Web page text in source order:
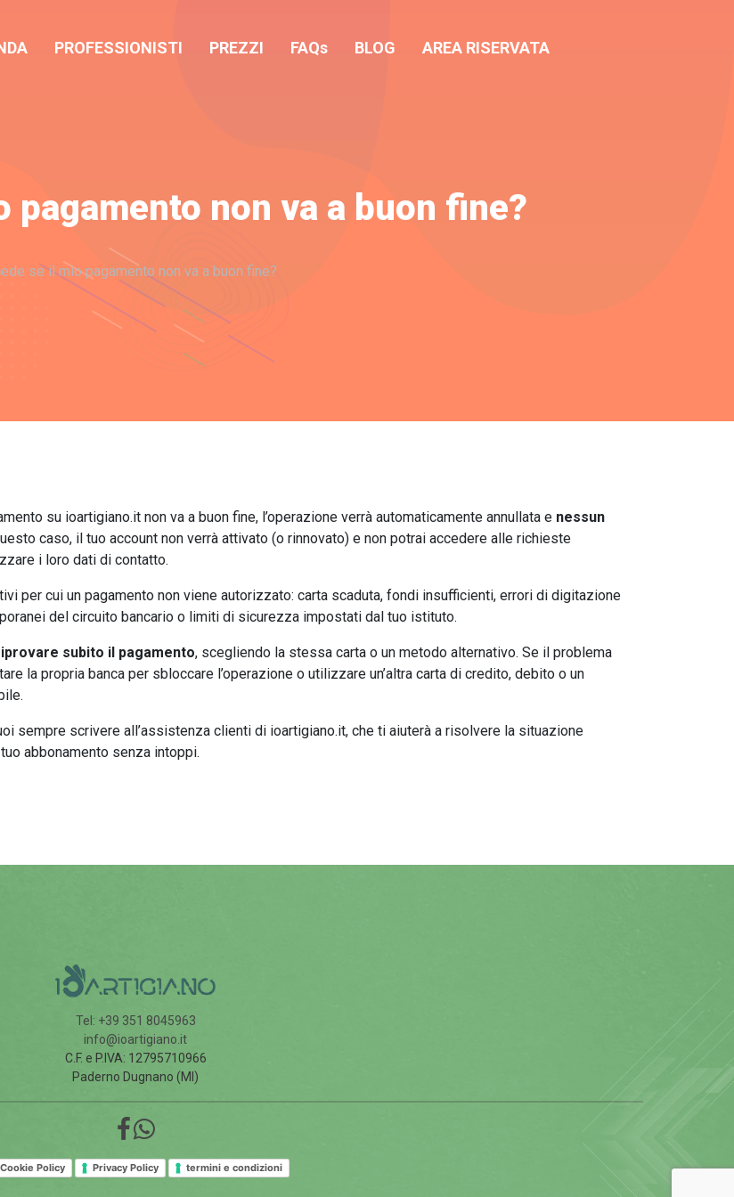
PROFESSIONISTI PREZZI FAQs BLOG AREA RISERVATA
pagamento non va a buon fine?
se il mio pagamento non va a buon fine?
su ioartigiano.it non va a buon fine, l’operazione verrà automaticamente annullata e nessun
caso, il tuo account non verrà attivato (o rinnovato) e non potrai accedere alle richieste
i loro dati di contatto.
per cui un pagamento non viene autorizzato: carta scaduta, fondi insufficienti, errori di digitazione
del circuito bancario o limiti di sicurezza impostati dal tuo istituto.
subito il pagamento, scegliendo la stessa carta o un metodo alternativo. Se il problema
la propria banca per sbloccare l’operazione o utilizzare un’altra carta di credito, debito o un
sempre scrivere all’assistenza clienti di ioartigiano.it, che ti aiuterà a risolvere la situazione
abbonamento senza intoppi.
Tel: +39 351 8045963
info@ioartigiano.it
C.F. e P.IVA: 12795710966
Paderno Dugnano (MI)
Cookie Policy Privacy Policy termini e condizioni